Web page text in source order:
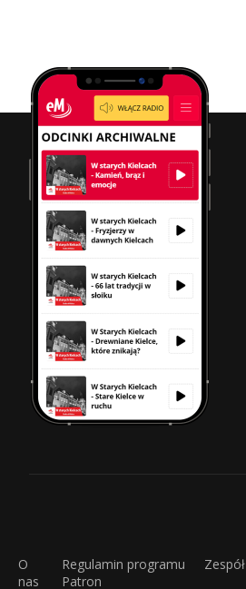
O
nas
Regulamin programu
Patron
Zespół